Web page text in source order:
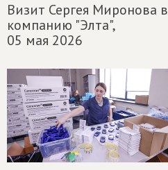
Визит Сергея Миронова в
компанию "Элта",
05 мая 2026